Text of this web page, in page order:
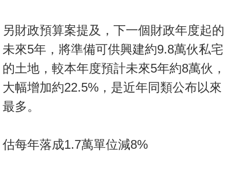
另財政預算案提及，下一個財政年度起的
未來5年，將準備可供興建約9.8萬伙私宅
的土地，較本年度預計未來5年約8萬伙，
大幅增加約22.5%，是近年同類公布以來
最多。
估每年落成1.7萬單位減8%